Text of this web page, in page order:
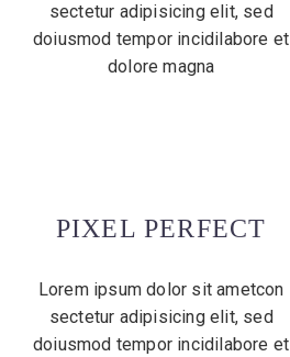
sectetur adipisicing elit, sed
doiusmod tempor incidilabore et
dolore magna
PIXEL PERFECT
Lorem ipsum dolor sit ametcon
sectetur adipisicing elit, sed
doiusmod tempor incidilabore et